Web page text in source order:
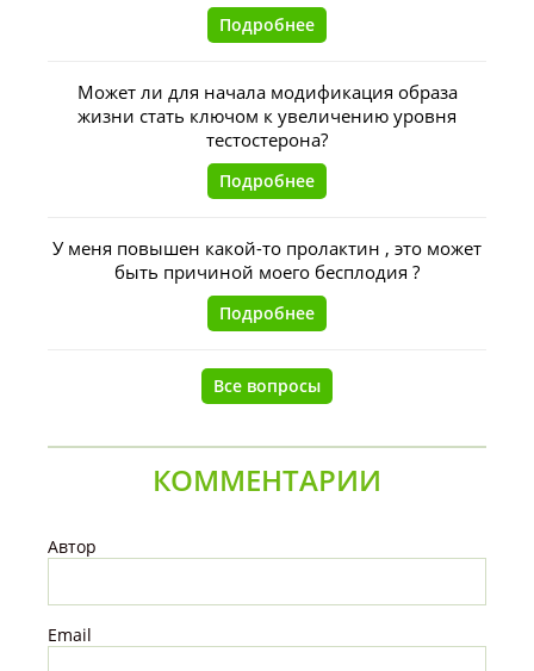
Подробнее
Может ли для начала модификация образа
жизни стать ключом к увеличению уровня
тестостерона?
Подробнее
У меня повышен какой-то пролактин , это может
быть причиной моего бесплодия ?
Подробнее
Все вопросы
КОММЕНТАРИИ
Автор
Email